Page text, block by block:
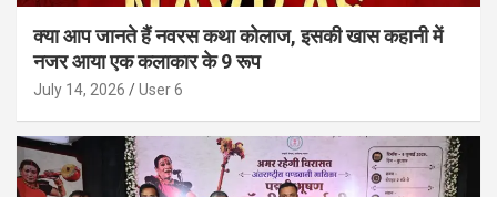
क्या आप जानते हैं नवरस कथा कोलाज, इसकी खास कहानी में
नजर आया एक कलाकार के 9 रूप
July 14, 2026 User 6